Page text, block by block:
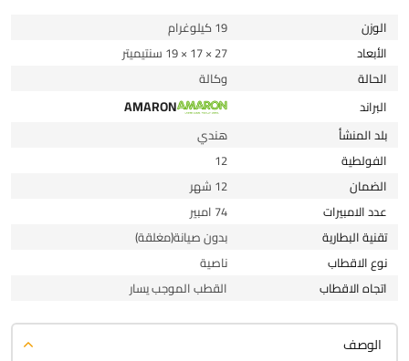
الوزن
19 كيلوغرام
الأبعاد
27 × 17 × 19 سنتيميتر
الحالة
وكالة
البراند
AMARON
بلد المنشأ
هندي
الفولطية
12
الضمان
12 شهر
عدد الامبيرات
74 امبير
تقنية البطارية
بدون صيانة(مغلقة)
نوع الاقطاب
ناصية
اتجاه الاقطاب
القطب الموجب يسار
الوصف